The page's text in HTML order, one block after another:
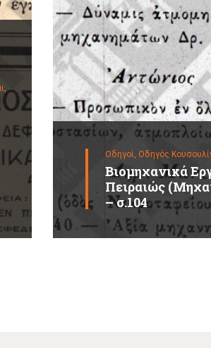
Οδηγοί, Οδηγός
Βιομηχανικά
Πειραιώς
– σ.104